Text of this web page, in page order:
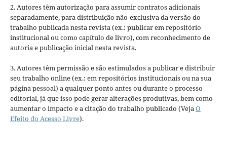
2. Autores têm autorização para assumir contratos adicionais
separadamente, para distribuição não-exclusiva da versão do
trabalho publicada nesta revista (ex.: publicar em repositório
institucional ou como capítulo de livro), com reconhecimento de
autoria e publicação inicial nesta revista.
3. Autores têm permissão e são estimulados a publicar e distribuir
seu trabalho online (ex.: em repositórios institucionais ou na sua
página pessoal) a qualquer ponto antes ou durante o processo
editorial, já que isso pode gerar alterações produtivas, bem como
aumentar o impacto e a citação do trabalho publicado (VejaO
Efeito do Acesso Livre).